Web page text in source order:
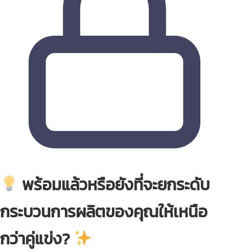
พร้อมแล้วหรือยังที่จะยกระดับ
กระบวนการผลิตของคุณให้เหนือ
กว่าคู่แข่ง?